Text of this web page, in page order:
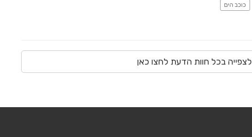
כוכב הים
לצפייה בכל חוות הדעת לחצו כאן